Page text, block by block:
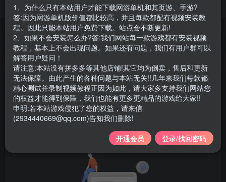
没谁瞧不起你，因为别人根本就没瞧你，大家都很忙的
As long as there s tomorrow, today s always the startng lne.
只要还有明天，今天就永远是起跑线
文章312 收藏0 评论22 粉丝6
1、为什么只有本站用户才能下载网游单机和其页游、手游?
答:因为网游单机版价值都比较高，并且每款都配有视频安装教
程。因此只能本站用户免费下载。站点会不断更新!
2、如果不会安装怎么办?答:我们网站每一款游戏都有安装视频
教程，基本上不会出现问题。如果还有问题，我们有用户群可以
解答用户疑问！
请注意:本站没有拼多多等其他店铺!其它均为倒卖，售后和更新
无法保障。由此产生的各种问题与本站无关!!几年来我们每款都
精心测试并录制视频教程正因为如此，请大家多支持我们网站您
的权益才能得到保障，我们也能有更多更精品的游戏给大家!!
申明:若本站游戏侵犯了您的权益，请来信
(2934440669@qq.com)告知我们删除!
开通会员 登录/找回密码